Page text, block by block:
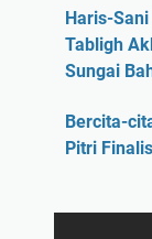
Haris-
Tabligh
Sungai
Bercita-
Pitri